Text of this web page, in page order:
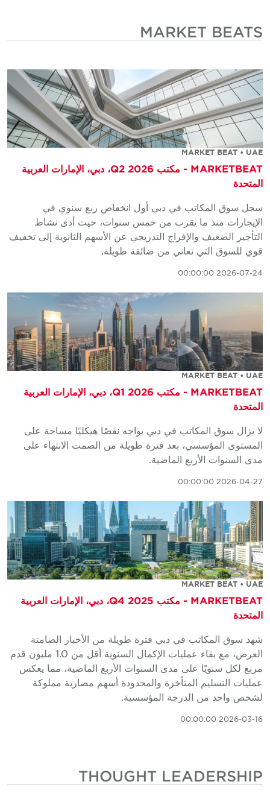
MARKET BEATS
MARKET BEAT • UAE
MARKETBEAT - مكتب Q2 2026، دبي، الإمارات العربية
المتحدة
سجل سوق المكاتب في دبي أول انخفاض ربع سنوي في
الإيجارات منذ ما يقرب من خمس سنوات، حيث أدى نشاط
التأجير الضعيف والإفراج التدريجي عن الأسهم الثانوية إلى تخفيف
قوي للسوق التي تعاني من ضائقة طويلة.
2026-07-24 00:00:00
MARKET BEAT • UAE
MARKETBEAT - مكتب Q1 2026، دبي، الإمارات العربية
المتحدة
لا يزال سوق المكاتب في دبي يواجه نقصًا هيكليًا مساحة على
المستوى المؤسسي، بعد فترة طويلة من الصمت الانتهاء على
مدى السنوات الأربع الماضية.
2026-04-27 00:00:00
MARKET BEAT • UAE
MARKETBEAT - مكتب Q4 2025، دبي، الإمارات العربية
المتحدة
شهد سوق المكاتب في دبي فترة طويلة من الأخبار الصامتة
العرض، مع بقاء عمليات الإكمال السنوية أقل من 1.0 مليون قدم
مربع لكل سنويًا على مدى السنوات الأربع الماضية، مما يعكس
عمليات التسليم المتأخرة والمحدودة أسهم مضاربة مملوكة
لشخص واحد من الدرجة المؤسسية.
2026-03-16 00:00:00
THOUGHT LEADERSHIP